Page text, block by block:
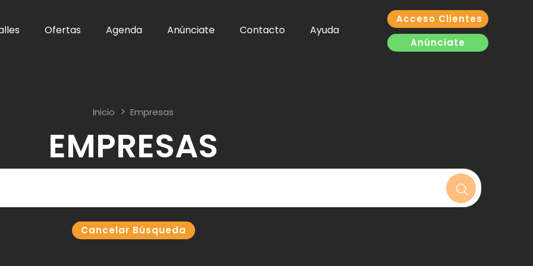
Ofertas Agenda Anúnciate Contacto Ayuda
Acceso Clientes
Anúnciate
Inicio Empresas
EMPRESAS
Cancelar Búsqueda